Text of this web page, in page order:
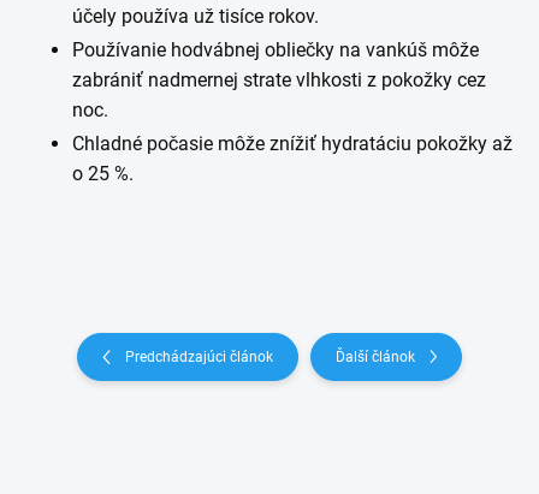
účely používa už tisíce rokov.
Používanie hodvábnej obliečky na vankúš môže
zabrániť nadmernej strate vlhkosti z pokožky cez
noc.
Chladné počasie môže znížiť hydratáciu pokožky až
o 25 %.
Predchádzajúci článok Ďalší článok